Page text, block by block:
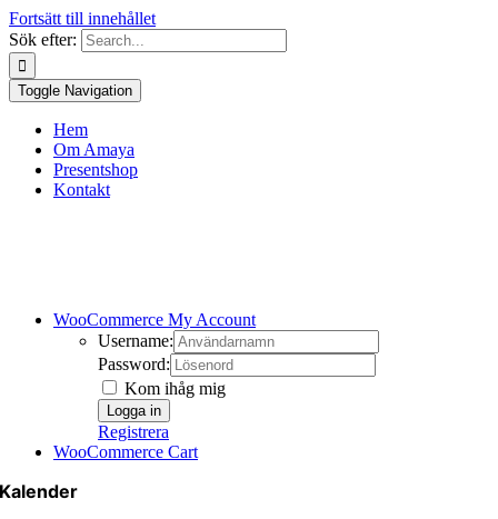
Fortsätt till innehållet
Sök efter:
Toggle Navigation
Hem
Om Amaya
Presentshop
Kontakt
WooCommerce My Account
Username:
Password:
Kom ihåg mig
Registrera
WooCommerce Cart
Kalender